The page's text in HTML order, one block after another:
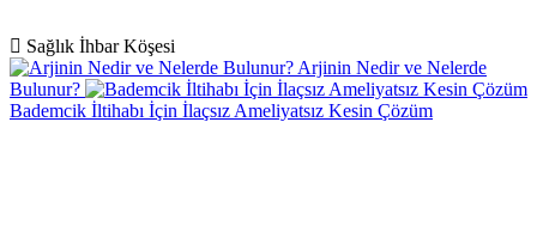
Sağlık İhbar Köşesi
Arjinin Nedir ve Nelerde
Bulunur?
Bademcik İltihabı İçin İlaçsız Ameliyatsız Kesin Çözüm